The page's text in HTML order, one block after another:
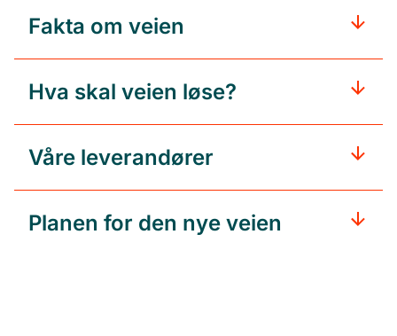
Fakta om veien
Hva skal veien løse?
Våre leverandører
Planen for den nye veien